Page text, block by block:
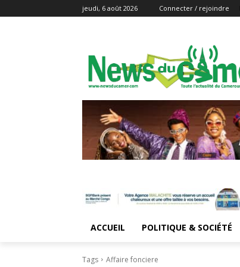
jeudi, 6 août 2026 Connecter / rejoindre
ACCUEIL POLITIQUE & SOCIÉTÉ
Tags Affaire fonciere